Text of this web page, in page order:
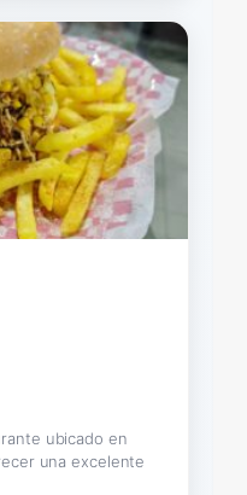
ubicado en
una excelente